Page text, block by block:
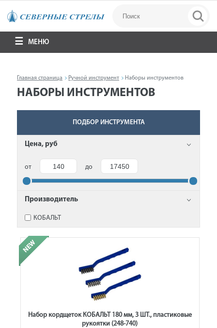
МЕНЮ
Главная страница Ручной инструмент Наборы инструментов
НАБОРЫ ИНСТРУМЕНТОВ
ПОДБОР ИНСТРУМЕНТА
Цена, руб
от до
Производитель
КОБАЛЬТ
Набор кордщеток КОБАЛЬТ 180 мм, 3 ШТ., пластиковые
рукоятки (248-740)